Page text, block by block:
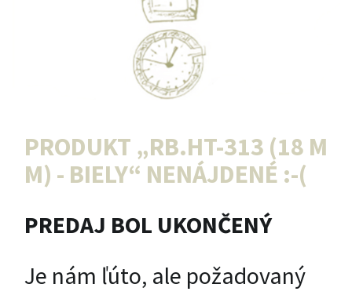
PRODUKT „RB.HT-313 (18 M
M) - BIELY“ NENÁJDENÉ :-(
PREDAJ BOL UKONČENÝ
Je nám ľúto, ale požadovaný